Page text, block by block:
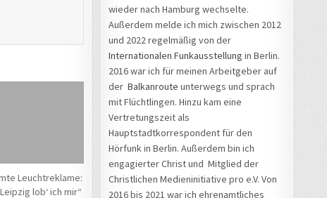
Leuchtreklame:
lob‘ ich mir“
wieder nach Hamburg wechselte.
Außerdem melde ich mich zwischen 2012
und 2022 regelmäßig von der
Internationalen Funkausstellung in Berlin.
2016 war ich für meinen Arbeitgeber auf
der Balkanroute unterwegs und sprach
mit Flüchtlingen. Hinzu kam eine
Vertretungszeit als
Hauptstadtkorrespondent für den
Hörfunk in Berlin. Außerdem bin ich
engagierter Christ und Mitglied der
Christlichen Medieninitiative pro e.V. Von
2016 bis 2021 war ich ehrenamtliches